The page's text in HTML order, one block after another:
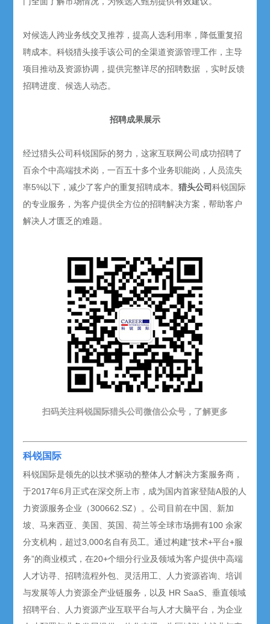
对候选人跨业务线交叉推荐，提高人选利用率，降低重复招
聘成本。科锐猎头接手该公司的全渠道资源管理工作，主导
项目推动及资源协调，提供完整详尽的招聘数据 ，实时反馈
招聘进度、候选人动态。
招聘成果展示
经过猎头公司科锐国际的努力，这家互联网公司成功招聘了
百余个中高端技术岗，一百五十多个业务职能岗，人员流失
率5%以下，减少了客户的重复招聘成本。猎头公司科锐国际
的专业服务，为客户提供全方位的招聘解决方案，帮助客户
解决人才匮乏的难题。
扫码关注科锐国际猎头公司微信公众号，了解更多
科锐国际
科锐国际是领先的以技术驱动的整体人才解决方案服务商，
于2017年6月正式在深交所上市，成为国内首家登陆A股的人
力资源服务企业（300662.SZ）。公司目前在中国、新加
坡、马来西亚、美国、英国、荷兰等全球市场拥有100 余家
分支机构，超过3,000名自有员工。通过构建“技术+平台+服
务”的商业模式，在20+个细分行业及领域为客户提供中高端
人才访寻、招聘流程外包、灵活用工、人力资源咨询、培训
与发展等人力资源全产业链服务，以及 HR SaaS、垂直领域
招聘平台、人力资源产业互联平台与人才大脑平台，为企业